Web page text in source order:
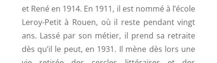
et René en 1914. En 1911, il est nommé à l’école
Leroy-Petit à Rouen, où il reste pendant vingt
ans. Lassé par son métier, il prend sa retraite
dès qu’il le peut, en 1931. Il mène dès lors une